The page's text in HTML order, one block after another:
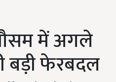
में अगले
बड़ी फेरबदल